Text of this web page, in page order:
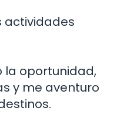
actividades
la oportunidad,
y me aventuro